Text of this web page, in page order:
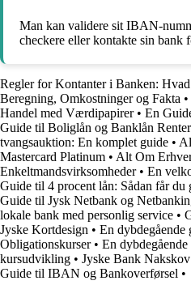
Man kan validere sit IBAN-
checkere eller kontakte sin bank
Regler for Kontanter i Banken:
Beregning, Omkostninger og Fakta •
Handel med Værdipapirer• En
Guide til Boliglån og Banklån Renter
tvangsauktion: En komplet guide •
Mastercard Platinum • Alt Om
Enkeltmandsvirksomheder• En
Guide til 4 procent lån: Sådan får du
Guide til Jysk Netbank og
lokale bank med personlig service •
Jyske Kortdesign • En
Obligationskurser• En
kursudvikling • Jyske Bank
Guide til IBAN og Bankoverførsel •